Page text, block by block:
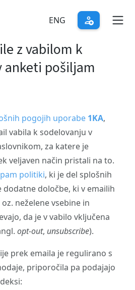
ENG
z vabilom k
anketi pošiljam
pogojih uporabe 1KA,
vabila k sodelovanju v
za katere je
veljaven način pristali na to.
politiki, ki je del splošnih
dodatne določbe, ki v emailih
neželene vsebine in
da je v vabilo vključena
opt-out, unsubscribe).
prek emaila je regulirano s
priporočila pa podajajo